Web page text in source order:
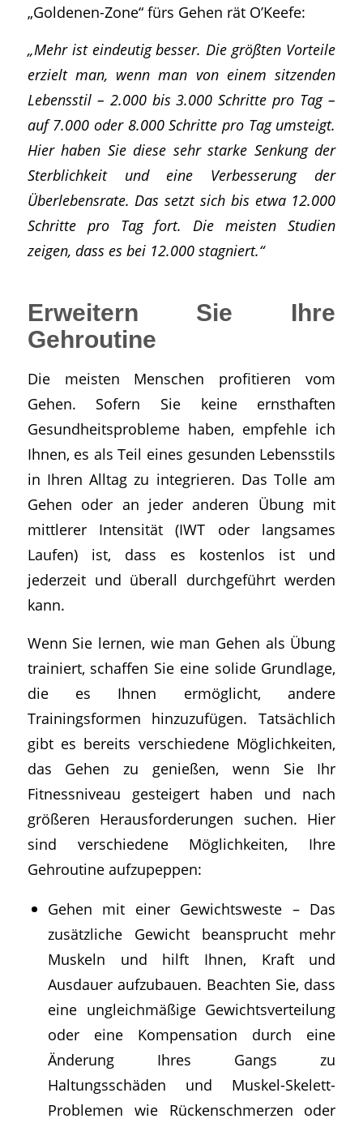
„Goldenen-Zone“ fürs Gehen rät O’Keefe:
„Mehr ist eindeutig besser. Die größten Vorteile
erzielt man, wenn man von einem sitzenden
Lebensstil – 2.000 bis 3.000 Schritte pro Tag –
auf 7.000 oder 8.000 Schritte pro Tag umsteigt.
Hier haben Sie diese sehr starke Senkung der
Sterblichkeit und eine Verbesserung der
Überlebensrate. Das setzt sich bis etwa 12.000
Schritte pro Tag fort. Die meisten Studien
zeigen, dass es bei 12.000 stagniert.“
Erweitern Sie Ihre
Gehroutine
Die meisten Menschen profitieren vom
Gehen. Sofern Sie keine ernsthaften
Gesundheitsprobleme haben, empfehle ich
Ihnen, es als Teil eines gesunden Lebensstils
in Ihren Alltag zu integrieren. Das Tolle am
Gehen oder an jeder anderen Übung mit
mittlerer Intensität (IWT oder langsames
Laufen) ist, dass es kostenlos ist und
jederzeit und überall durchgeführt werden
kann.
Wenn Sie lernen, wie man Gehen als Übung
trainiert, schaffen Sie eine solide Grundlage,
die es Ihnen ermöglicht, andere
Trainingsformen hinzuzufügen. Tatsächlich
gibt es bereits verschiedene Möglichkeiten,
das Gehen zu genießen, wenn Sie Ihr
Fitnessniveau gesteigert haben und nach
größeren Herausforderungen suchen. Hier
sind verschiedene Möglichkeiten, Ihre
Gehroutine aufzupeppen:
Gehen mit einer Gewichtsweste – Das
zusätzliche Gewicht beansprucht mehr
Muskeln und hilft Ihnen, Kraft und
Ausdauer aufzubauen. Beachten Sie, dass
eine ungleichmäßige Gewichtsverteilung
oder eine Kompensation durch eine
Änderung Ihres Gangs zu
Haltungsschäden und Muskel-Skelett-
Problemen wie Rückenschmerzen oder